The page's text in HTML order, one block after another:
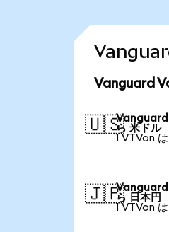
Vanguard
🇺🇸Vanguard
ら 米ドル
1 VTVon
🇯🇵Vanguard
ら 日本円
1 VTVon